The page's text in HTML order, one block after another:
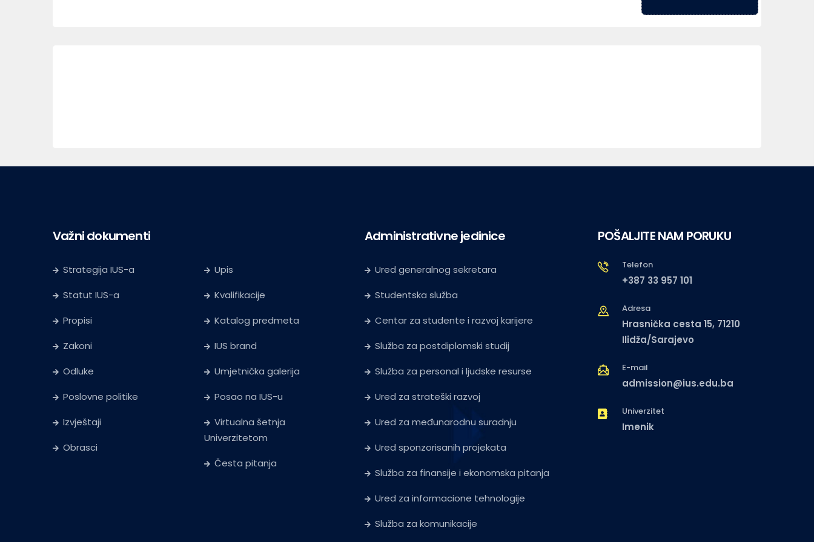
Važni dokumenti
Strategija IUS-a
Statut IUS-a
Propisi
Zakoni
Odluke
Poslovne politike
Izvještaji
Obrasci
Upis
Kvalifikacije
Katalog predmeta
IUS brand
Umjetnička galerija
Posao na IUS-u
Virtualna šetnja
Univerzitetom
Česta pitanja
Administrativne jedinice
Ured generalnog sekretara
Studentska služba
Centar za studente i razvoj karijere
Služba za postdiplomski studij
Služba za personal i ljudske resurse
Ured za strateški razvoj
Ured za međunarodnu suradnju
Ured sponzorisanih projekata
Služba za finansije i ekonomska pitanja
Ured za informacione tehnologije
Služba za komunikacije
POŠALJITE NAM PORUKU
Telefon
+387 33 957 101
Adresa
Hrasnička cesta 15, 71210
Ilidža/Sarajevo
E-mail
admission@ius.edu.ba
Univerzitet
Imenik